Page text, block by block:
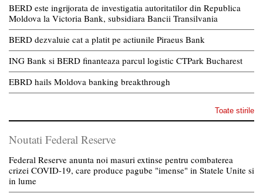
BERD este ingrijorata de investigatia autoritatilor din Republica
Moldova la Victoria Bank, subsidiara Bancii Transilvania
BERD dezvaluie cat a platit pe actiunile Piraeus Bank
ING Bank si BERD finanteaza parcul logistic CTPark Bucharest
EBRD hails Moldova banking breakthrough
Toate stirile
Noutati Federal Reserve
Federal Reserve anunta noi masuri extinse pentru combaterea
crizei COVID-19, care produce pagube "imense" in Statele Unite si
in lume